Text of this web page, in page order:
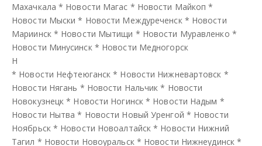
Махачкала * Новости Магас * Новости Майкоп *
Новости Мыски * Новости Междуреченск * Новости
Мариинск * Новости Мытищи * Новости Муравленко *
Новости Минусинск * Новости Медногорск
Н
* Новости Нефтеюганск * Новости Нижневартовск *
Новости Нягань * Новости Нальчик * Новости
Новокузнецк * Новости Ногинск * Новости Надым *
Новости Нытва * Новости Новый Уренгой * Новости
Ноябрьск * Новости Новоалтайск * Новости Нижний
Тагил * Новости Новоуральск * Новости Нижнеудинск *